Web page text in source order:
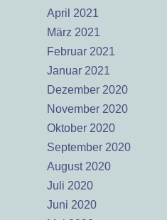
April 2021
März 2021
Februar 2021
Januar 2021
Dezember 2020
November 2020
Oktober 2020
September 2020
August 2020
Juli 2020
Juni 2020